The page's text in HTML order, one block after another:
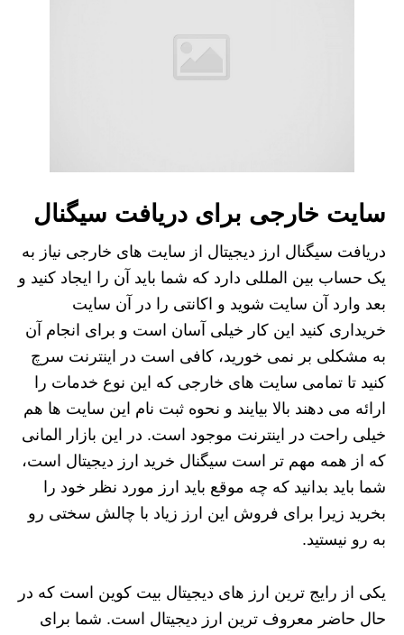
سایت خارجی برای دریافت سیگنال
دریافت سیگنال ارز دیجیتال از سایت های خارجی نیاز به
یک حساب بین المللی دارد که شما باید آن را ایجاد کنید و
بعد وارد آن سایت شوید و اکانتی را در آن سایت
خریداری کنید این کار خیلی آسان است و برای انجام آن
به مشکلی بر نمی خورید، کافی است در اینترنت سرچ
کنید تا تمامی سایت های خارجی که این نوع خدمات را
ارائه می دهند بالا بیایند و نحوه ثبت نام این سایت ها هم
خیلی راحت در اینترنت موجود است. در این بازار المانی
که از همه مهم تر است سیگنال خرید ارز دیجیتال است،
شما باید بدانید که چه موقع باید ارز مورد نظر خود را
بخرید زیرا برای فروش این ارز زیاد با چالش سختی رو
به رو نیستید.
یکی از رایج ترین ارز های دیجیتال بیت کوین است که در
حال حاضر معروف ترین ارز دیجیتال است. شما برای